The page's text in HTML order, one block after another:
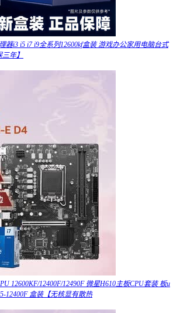
器i3 i5 i7 i9全系列12600kf盒装 游戏办公家用电脑台式
年】
12600KF/12400F/12490F 微星H610主板CPU套装 板u
12400F 盒装【无核显有散热